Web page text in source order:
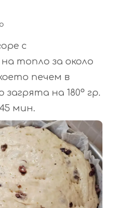
с
топло за около
печем в
на 180° гр.
мин.